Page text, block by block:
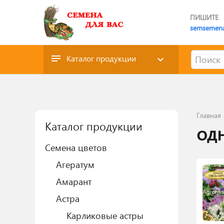
ПИШИТЕ
Каталог продукции
Каталог продукции
Семена цветов
Агератум
Амарант
Астра
Карликовые астры
Главная